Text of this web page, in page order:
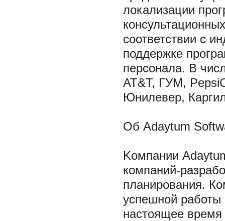
локализации
соответствии с
поддержке
персонала. В
AT&T, ГУМ,
Юнилевер,
Об Adaytum
Kомпании
компаний-
планирования.
успешной работы
настоящее время